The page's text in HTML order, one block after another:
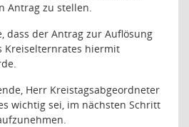
Antrag zu stellen.
dass der Antrag zur Auflösung
Kreiselternrates hiermit
Herr Kreistagsabgeordneter
wichtig sei, im nächsten Schritt